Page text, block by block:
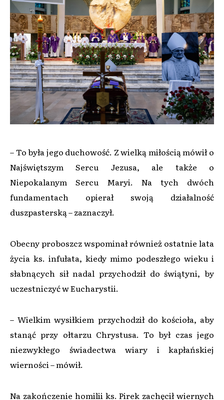
– To była jego duchowość. Z wielką miłością mówił o
Najświętszym Sercu Jezusa, ale także o
Niepokalanym Sercu Maryi. Na tych dwóch
fundamentach opierał swoją działalność
duszpasterską – zaznaczył.
Obecny proboszcz wspominał również ostatnie lata
życia ks. infułata, kiedy mimo podeszłego wieku i
słabnących sił nadal przychodził do świątyni, by
uczestniczyć w Eucharystii.
– Wielkim wysiłkiem przychodził do kościoła, aby
stanąć przy ołtarzu Chrystusa. To był czas jego
niezwykłego świadectwa wiary i kapłańskiej
wierności – mówił.
Na zakończenie homilii ks. Pirek zachęcił wiernych